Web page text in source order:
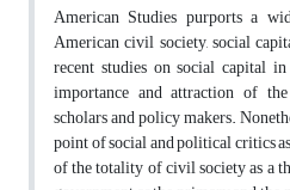
American Studies purports a
American civil society, social
recent studies on social capital
importance and attraction of
scholars and policy makers.
point of social and political critics
of the totality of civil society as a